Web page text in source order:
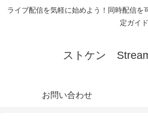
ライブ配信を気軽に始めよう！同時配信を
定ガイド
ストケン
お問い合わせ